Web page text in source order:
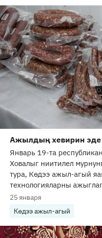
Ажылдың хевирин эде
Январь 19-та
Ховалыг ниитилел
тура, Көдээ ажыл-агый
технологияларны
25 января
Көдээ ажыл-агый